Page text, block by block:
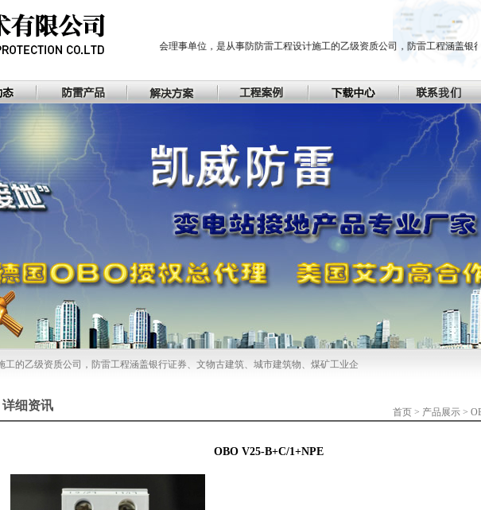
河南省防雷协会理事单位，是从事防防雷工程设计施工的乙级资质公司，防雷工程涵盖银行证
乙级资质公司，防雷工程涵盖银行证券、文物古建筑、城市建筑物、煤矿工业企业等行业的信息系统防雷和建
详细资讯 首页 > 产品展示 >
OBO V25-B+C/1+NPE